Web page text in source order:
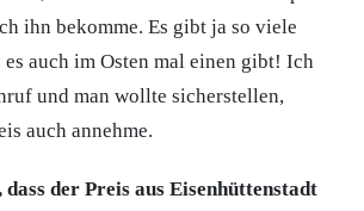
ihn bekomme. Es gibt ja so viele
es auch im Osten mal einen gibt! Ich
und man wollte sicherstellen,
auch annehme.
dass der Preis aus Eisenhüttenstadt